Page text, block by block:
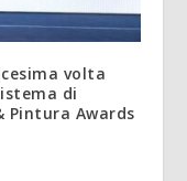
volta
di
Pintura Awards